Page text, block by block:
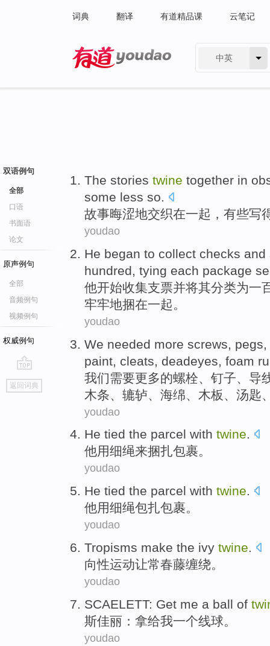
词典 翻译 有道精品课 云笔记
中英
双语例句
全部
口语
书面语
论文
原声例句
全部
音频例句
视频例句
权威例句
go
top
返回词典
The stories twine together in
some less so.
故事晦涩地交织在一起 ， 有些写
youdao
He began to collect checks and
hundred, tying each package
他开始收集支票并将其分类为一
牢牢地捆在一起。
youdao
We needed more screws pegs
paint cleats deadeyes foam
我们需要更多的螺栓 钉子
导
木条
辘轳 海绵 木板 汤匙
youdao
He tied the parcel with twine.
他用细绳来捆扎包裹。
youdao
He tied the parcel with twine.
他用细绳包扎包裹。
youdao
Tropisms make the ivy twine.
向性运动让常春藤缠绕。
youdao
SCAELETT: Get me a ball of
斯佳丽 ： 拿给我一个线球。
youdao